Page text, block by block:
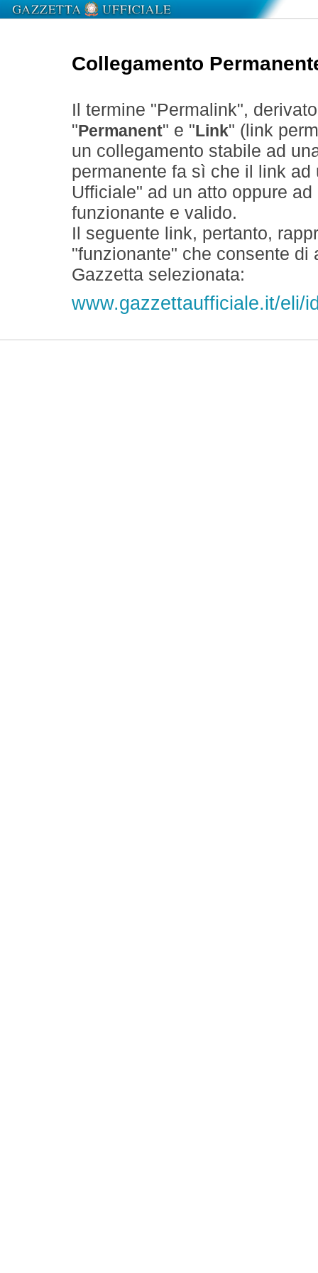
Collegamento
Il termine "Permalink",
" Permanent" e " Link" (link
un collegamento stabile ad
permanente fa sì che il link
Ufficiale" ad un atto oppure
funzionante e valido.
Il seguente link, pertanto,
"funzionante" che consente
Gazzetta selezionata:
www.gazzettaufficiale.it/eli/